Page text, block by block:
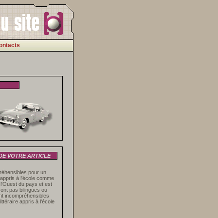
VOTRE ARTICLE
pour un
à l'école comme
du pays et est
pas bilingues ou
incompréhensibles
appris à l'école